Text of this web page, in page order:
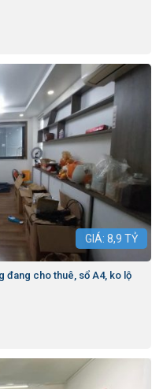
GIÁ: 8,9 TỶ
đang cho thuê, sổ A4, ko lộ